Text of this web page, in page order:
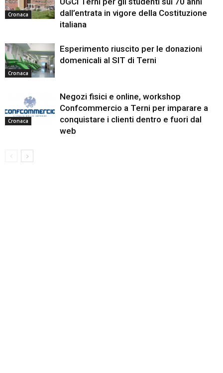
Cronaca
dall’entrata in vigore della Costituzione
italiana
Cronaca
Esperimento riuscito per le donazioni
domenicali al SIT di Terni
Cronaca
Negozi fisici e online, workshop
Confcommercio a Terni per imparare a
conquistare i clienti dentro e fuori dal
web